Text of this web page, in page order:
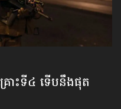
គ្រោះទី៤ ទើបនឹងផុត